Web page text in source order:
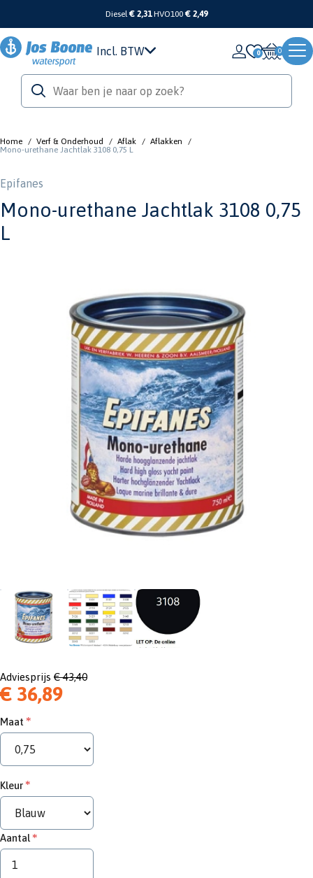
Diesel€ 2,31 HVO100 € 2,49
Incl. BTW 0
Home / Verf & Onderhoud / Aflak / Aflakken
/
Mono-urethane Jachtlak 3108 0,75 L
Epifanes
Mono-urethane Jachtlak 3108 0,75
L
Adviesprijs € 43,40
€ 36,89
Maat
Kleur
Aantal